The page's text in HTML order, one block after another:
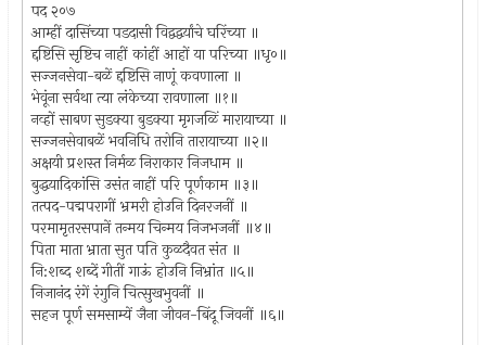
पद २०७
आम्हीं दासिंच्या पडदासी विद्वद्वर्यांचे घरिंच्या ॥
द्दष्टिसि सृष्टिच नाहीं कांहीं आहों या परिच्या ॥धृ०॥
सज्जनसेवा-बळें द्दष्टिसि नाणूं कवणाला ॥
भेवूंना सर्वथा त्या लंकेच्या रावणाला ॥१॥
नव्हों साबण सुडक्या बुडक्या मृगजळिं मारायाच्या ॥
सज्जनसेवाबळें भवनिधि तरोनि तारायाच्या ॥२॥
अक्षयी प्रशस्त निर्मळ निराकार निजधाम ॥
बुद्धयादिकांसि उसंत नाहीं परि पूर्णकाम ॥३॥
तत्पद-पद्मपरागीं भ्रमरी होउनि दिनरजनीं ॥
परमामृतरसपानें तन्मय चिन्मय निजभजनीं ॥४॥
पिता माता भ्राता सुत पति कुळदैवत संत ॥
नि:शब्द शब्दें गीतीं गाऊं होउनि निभ्रांत ॥५॥
निजानंद रंगें रंगुनि चित्सुखभुवनीं ॥
सहज पूर्ण समसाम्यें जैना जीवन-बिंदू जिवनीं ॥६॥